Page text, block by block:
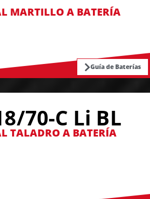
MARTILLO A BATERÍA
Guía de Baterías
70-C Li BL
TALADRO A BATERÍA